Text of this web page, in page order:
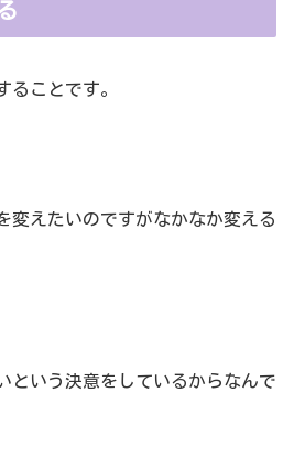
ることです。
変えたいのですがなかなか変える
という決意をしているからなんで